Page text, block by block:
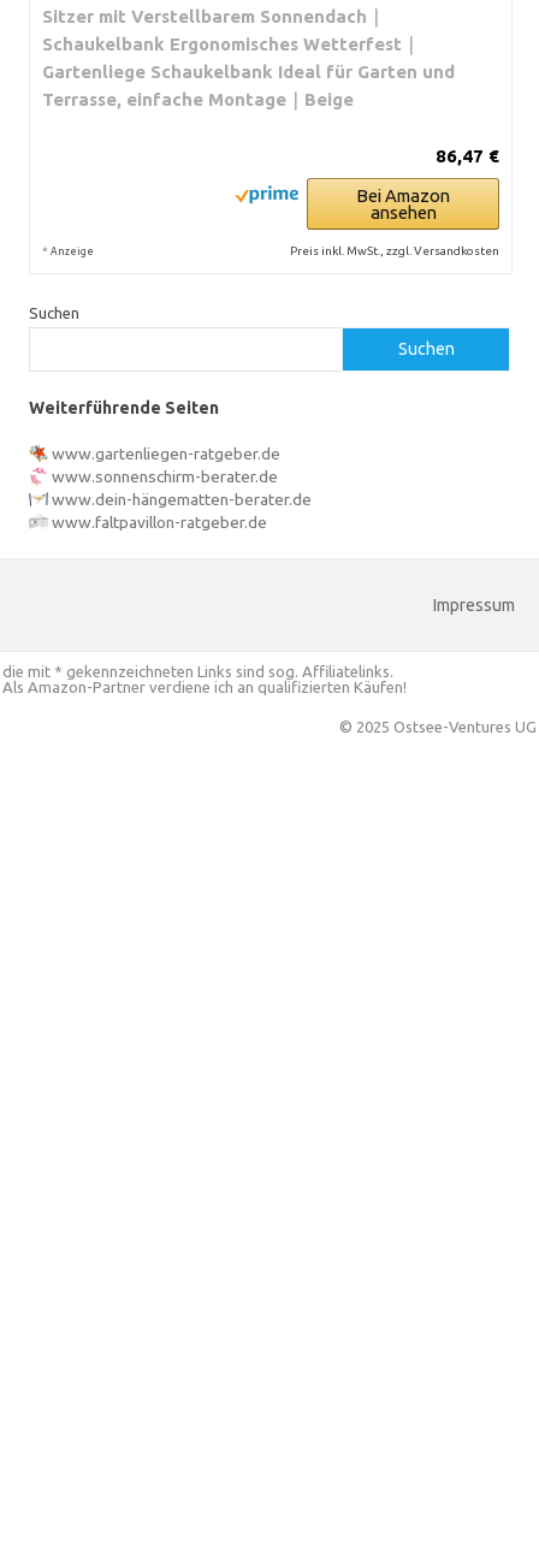
Sitzer mit Verstellbarem Sonnendach｜
Schaukelbank Ergonomisches Wetterfest｜
Gartenliege Schaukelbank Ideal für Garten und
Terrasse, einfache Montage｜Beige
86,47 €
Bei Amazon
ansehen
* Anzeige Preis inkl. MwSt., zzgl. Versandkosten
Suchen
Suchen
Weiterführende Seiten
www.gartenliegen-ratgeber.de
www.sonnenschirm-berater.de
www.dein-hängematten-berater.de
www.faltpavillon-ratgeber.de
Impressum
die mit * gekennzeichneten Links sind sog. Affiliatelinks.
Als Amazon-Partner verdiene ich an qualifizierten Käufen!
© 2025 Ostsee-Ventures UG